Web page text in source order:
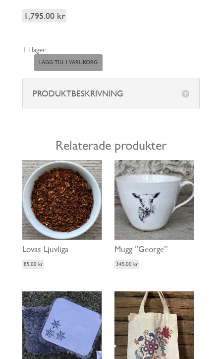
1,795.00 kr
1 i lager
Läckö
mängd
LÄGG TILL I VARUKORG
PRODUKTBESKRIVNING
Relaterade produkter
Lovas Ljuvliga
85.00 kr
Mugg ”George”
345.00 kr